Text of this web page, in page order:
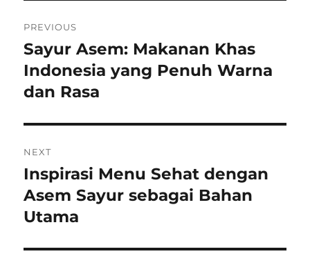
navigation
PREVIOUS
Previous
post:
Sayur Asem: Makanan Khas
Indonesia yang Penuh Warna
dan Rasa
NEXT
Next
post:
Inspirasi Menu Sehat dengan
Asem Sayur sebagai Bahan
Utama